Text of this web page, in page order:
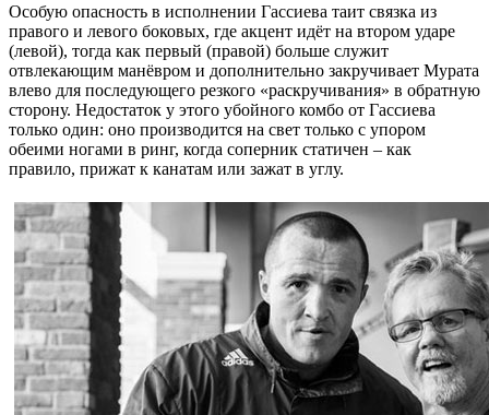
Особую опасность в исполнении Гассиева таит связка из
правого и левого боковых, где акцент идёт на втором ударе
(левой), тогда как первый (правой) больше служит
отвлекающим манёвром и дополнительно закручивает Мурата
влево для последующего резкого «раскручивания» в обратную
сторону. Недостаток у этого убойного комбо от Гассиева
только один: оно производится на свет только с упором
обеими ногами в ринг, когда соперник статичен – как
правило, прижат к канатам или зажат в углу.